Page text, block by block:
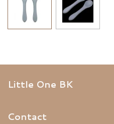
Little One BK
Contact